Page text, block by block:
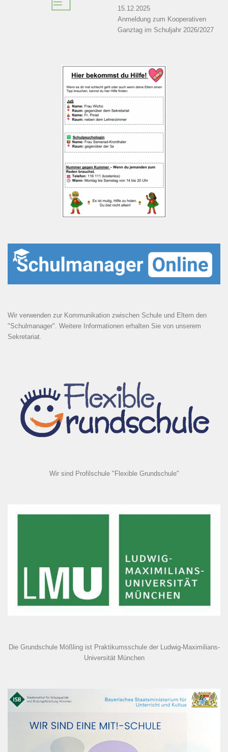
15.12.2025
Anmeldung zum Kooperativen
Ganztag im Schuljahr 2026/2027
Wir verwenden zur Kommunikation zwischen Schule und Eltern den
"Schulmanager". Weitere Informationen erhalten Sie von unserem
Sekretariat.
Wir sind Profilschule "Flexible Grundschule"
Die Grundschule Mößling ist Praktikumsschule der Ludwig-Maximilians-
Universität München